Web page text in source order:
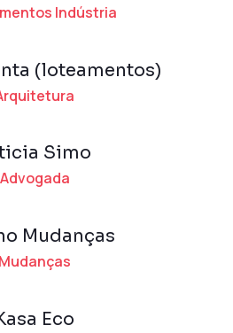
Indústria
(loteamentos)
Simo
Advogada
Mudanças
Mudanças
Eco